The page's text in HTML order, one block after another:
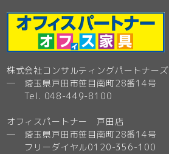
株式会社コンサルティングパートナーズ
─ 埼玉県戸田市笹目南町28番14号
Tel. 048-449-8100
オフィスパートナー 戸田店
─ 埼玉県戸田市笹目南町28番14号
フリーダイヤル0120-356-100